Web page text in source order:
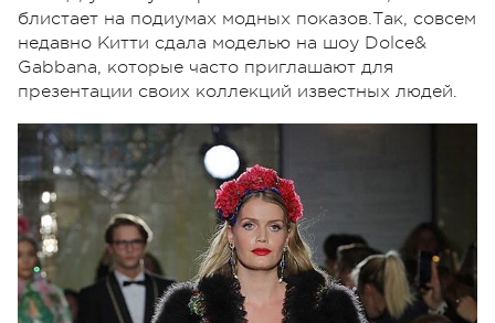
блистает на подиумах модных показов.Так, совсем
недавно Китти сдала моделью на шоу Dolce&
Gabbana, которые часто приглашают для
презентации своих коллекций известных людей.